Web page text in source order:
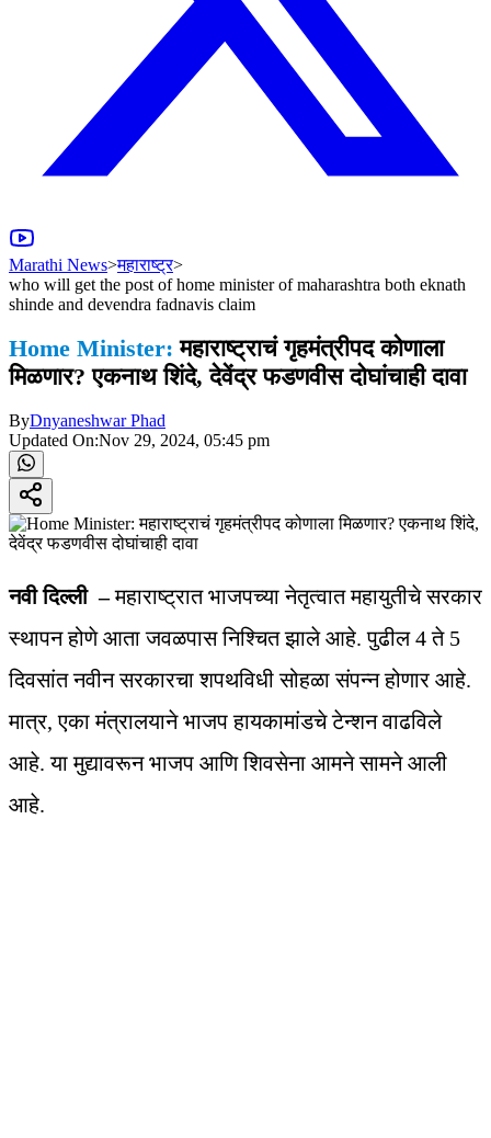
Marathi News>महाराष्ट्र>
who will get the post of home minister of maharashtra both eknath
shinde and devendra fadnavis claim
Home Minister: महाराष्ट्राचं गृहमंत्रीपद कोणाला
मिळणार? एकनाथ शिंदे, देवेंद्र फडणवीस दोघांचाही दावा
ByDnyaneshwar Phad
Updated On:Nov 29, 2024, 05:45 pm
नवी दिल्ली –महाराष्ट्रात भाजपच्या नेतृत्वात महायुतीचे सरकार
स्थापन होणे आता जवळपास निश्चित झाले आहे. पुढील 4 ते 5
दिवसांत नवीन सरकारचा शपथविधी सोहळा संपन्न होणार आहे.
मात्र, एका मंत्रालयाने भाजप हायकामांडचे टेन्शन वाढविले
आहे. या मुद्यावरून भाजप आणि शिवसेना आमने सामने आली
आहे.